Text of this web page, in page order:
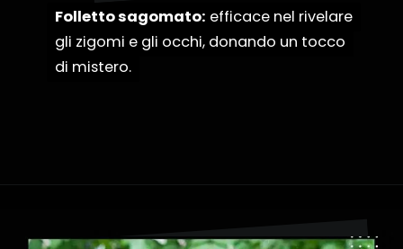
Folletto sagomato: efficace nel rivelare
gli zigomi e gli occhi, donando un tocco
di mistero.
Folletto sagomato: efficace nel rivelare
gli zigomi e gli occhi, donando un tocco
di mistero.